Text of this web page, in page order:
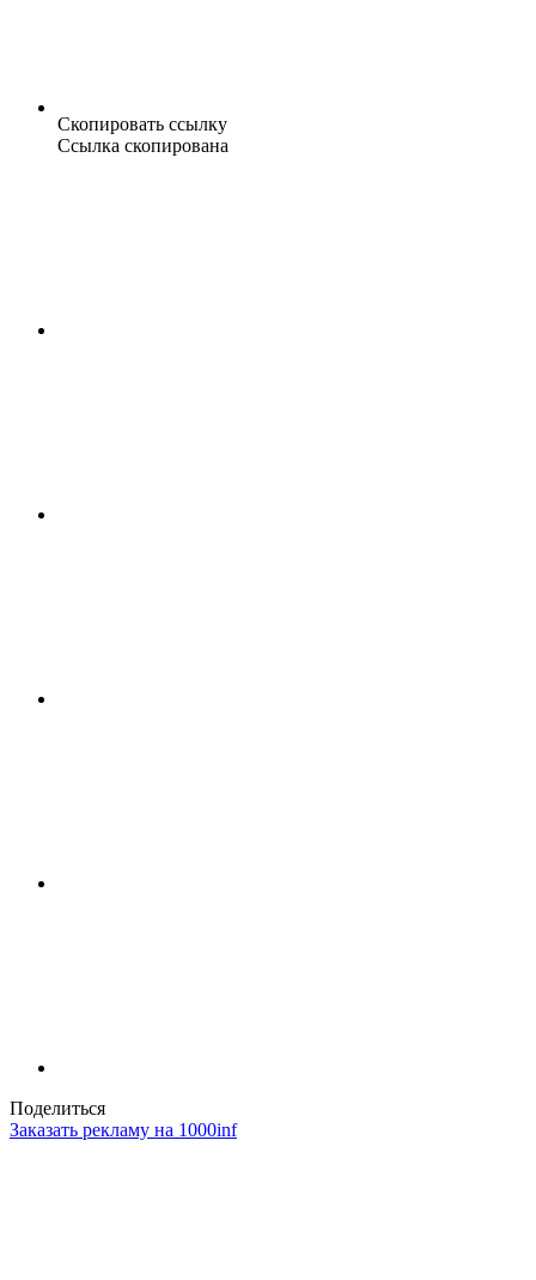
Скопировать ссылку
Ссылка скопирована
Поделиться
Заказать рекламу на 1000inf